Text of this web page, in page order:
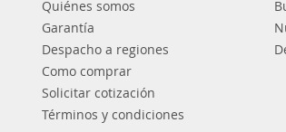
Quiénes somos
Garantía
Despacho a regiones
Como comprar
Solicitar cotización
Términos y condiciones